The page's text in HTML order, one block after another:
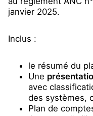
janvier 2025.
Inclus :
le résumé du
Une
avec
des systèmes,
Plan de